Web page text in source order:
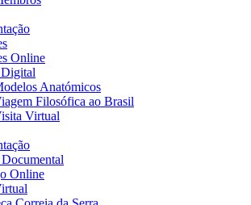
Online
Anatómicos
Filosófica ao Brasil
Virtual
Online